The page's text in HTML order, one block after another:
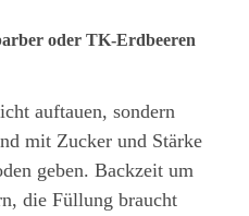
oder TK-Erdbeeren
auftauen, sondern
mit Zucker und Stärke
geben. Backzeit um
die Füllung braucht